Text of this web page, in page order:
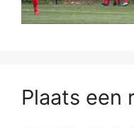
Plaats een